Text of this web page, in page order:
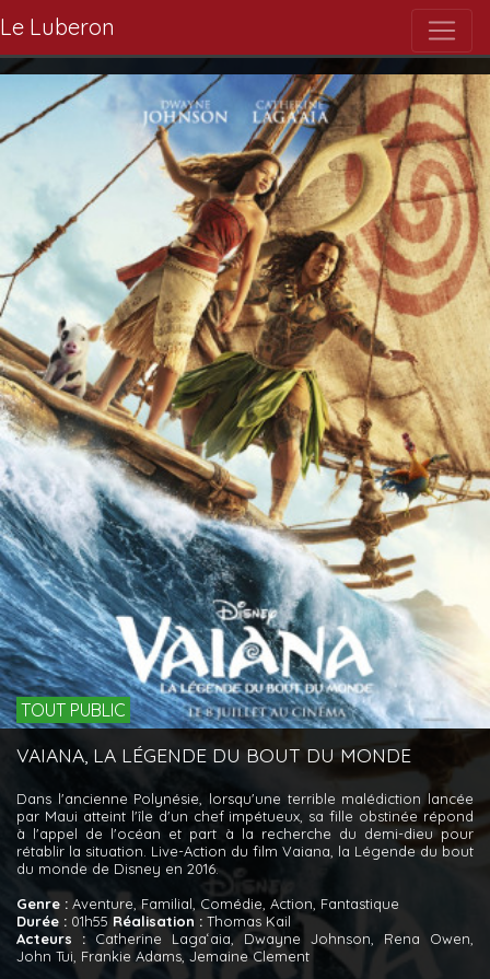
Le Luberon
TOUT PUBLIC
VAIANA, LA LÉGENDE DU BOUT DU MONDE
Dans l'ancienne Polynésie, lorsqu'une terrible malédiction lancée
par Maui atteint l'île d'un chef impétueux, sa fille obstinée répond
à l'appel de l'océan et part à la recherche du demi-dieu pour
rétablir la situation. Live-Action du film Vaiana, la Légende du bout
du monde de Disney en 2016.
Genre : Aventure, Familial, Comédie, Action, Fantastique
Durée : 01h55 Réalisation : Thomas Kail
Acteurs : Catherine Lagaʻaia, Dwayne Johnson, Rena Owen,
John Tui, Frankie Adams, Jemaine Clement